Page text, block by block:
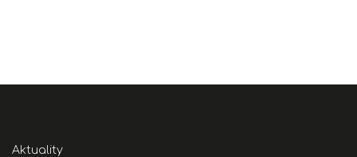
Aktuality